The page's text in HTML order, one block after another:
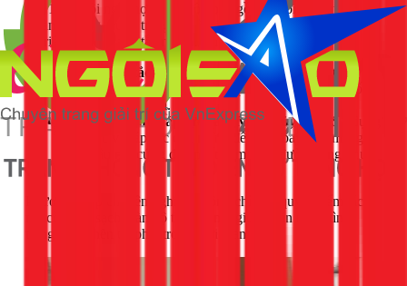
Tại 1Fix, đội ngũ thợ chúng tôi, bao gồm cả tôi - Nguyễn
Thành Trọng, được trang bị đầy đủ máy móc hiện đại để xử
lý triệt để tình trạng tắc mỡ mà không cần đục phá.
Máy thông tắc lò xo: Một dây lò xo dài, xoay tròn
được đưa sâu vào đường ống, phá tan và lôi các khối
tắc nghẽn ra ngoài.
Máy phun nước áp lực cao (Máy thủy lực):
Sử dụng
tia nước với áp lực cực mạnh để đánh bay mọi mảng
bám dầu mỡ cứng đầu nhất, làm sạch đường ống như
Phương pháp chuyên nghiệp không chỉ giải quyết điểm tắc
mà còn làm sạch toàn bộ thành ống, giúp ngăn ngừa tình
trạng tắc nghẽn tái phát trong thời gian dài.